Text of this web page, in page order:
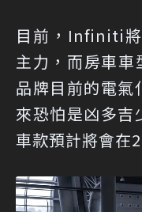
目前，Infiniti將
主力，而房車車
品牌目前的電氣
來恐怕是凶多吉
車款預計將會在